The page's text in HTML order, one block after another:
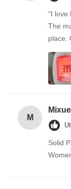
"I love
The
place.
M
Mixue
Solid